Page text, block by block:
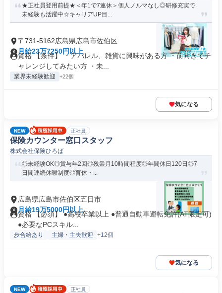
★正社員登用前提★＜年1で7連休＞個人ノルマなし◎研修充実で
未経験も活躍中☆キャリアUP目...
〒731-5162広島県広島市佐伯区
月給23万7250円以上
資格 【条件】 ・アパレル、雑貨に興味がある方 ・前向きでチ
ャレンジしてみたい方 ・未...
業界未経験歓迎 +22個
気になる
NEW 正社員
保険カウンター窓口スタッフ
株式会社保険ひろば
◎未経験OK◎賞与年2回◎残業月10時間程度◎年間休日120日◎7
日間連続休暇制度◎育休・...
広島県広島市佐伯区五日市
月給19万5000円以上
資格 【必須】 ●高校卒業以上 ●普通自動車運転免許(AT限定可)
●必要なPCスキル...
歩合給あり 主婦・主夫歓迎 +12個
気になる
NEW 正社員